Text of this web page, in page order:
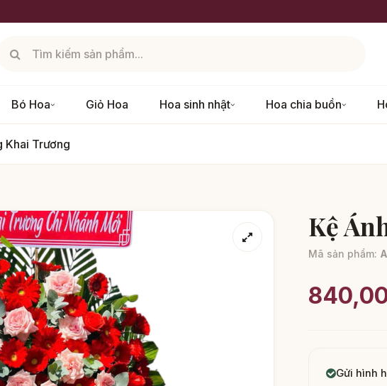
Bó Hoa Giỏ Hoa Hoa sinh nhật Hoa chia buồn
Khai Trương
Kệ
Mã sản phẩm:
Gửi hình